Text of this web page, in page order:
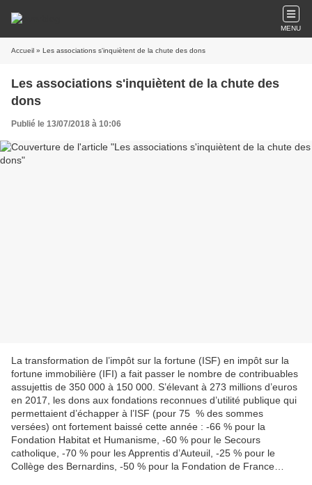
MENU
Accueil » Les associations s'inquiètent de la chute des dons
Les associations s'inquiètent de la chute des
dons
Publié le 13/07/2018 à 10:06
La transformation de l’impôt sur la fortune (ISF) en impôt sur la
fortune immobilière (IFI) a fait passer le nombre de contribuables
assujettis de 350 000 à 150 000. S’élevant à 273 millions d’euros
en 2017, les dons aux fondations reconnues d’utilité publique qui
permettaient d’échapper à l’ISF (pour 75 % des sommes
versées) ont fortement baissé cette année : -66 % pour la
Fondation Habitat et Humanisme, -60 % pour le Secours
catholique, -70 % pour les Apprentis d’Auteuil, -25 % pour le
Collège des Bernardins, -50 % pour la Fondation de France…